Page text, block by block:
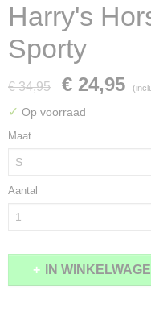
Harry's
Sporty
€ 34,95 € 24,95
✓ Op voorraad
Maat
Aantal
IN